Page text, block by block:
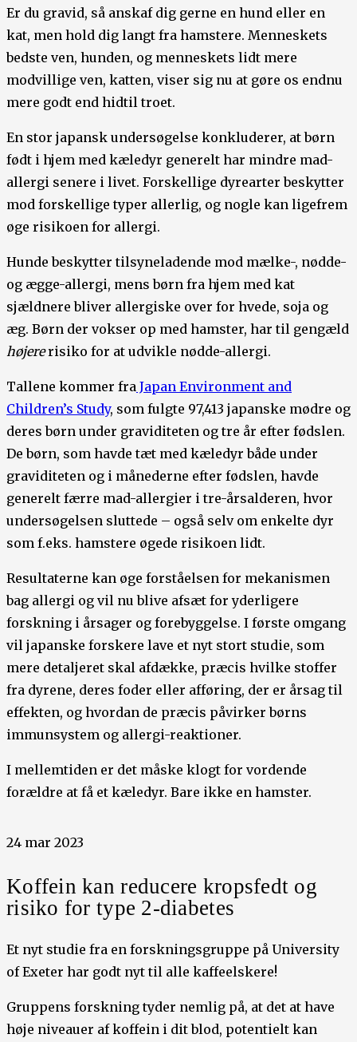
Er du gravid, så anskaf dig gerne en hund eller en
kat, men hold dig langt fra hamstere. Menneskets
bedste ven, hunden, og menneskets lidt mere
modvillige ven, katten, viser sig nu at gøre os endnu
mere godt end hidtil troet.
En stor japansk undersøgelse konkluderer, at børn
født i hjem med kæledyr generelt har mindre mad-
allergi senere i livet. Forskellige dyrearter beskytter
mod forskellige typer allerlig, og nogle kan ligefrem
øge risikoen for allergi.
Hunde beskytter tilsyneladende mod mælke-, nødde-
og ægge-allergi, mens børn fra hjem med kat
sjældnere bliver allergiske over for hvede, soja og
æg. Børn der vokser op med hamster, har til gengæld
højererisiko for at udvikle nødde-allergi.
Tallene kommer fra Japan Environment and
Children’s Study, som fulgte 97,413 japanske mødre og
deres børn under graviditeten og tre år efter fødslen.
De børn, som havde tæt med kæledyr både under
graviditeten og i månederne efter fødslen, havde
generelt færre mad-allergier i tre-årsalderen, hvor
undersøgelsen sluttede – også selv om enkelte dyr
som f.eks. hamstere øgede risikoen lidt.
Resultaterne kan øge forståelsen for mekanismen
bag allergi og vil nu blive afsæt for yderligere
forskning i årsager og forebyggelse. I første omgang
vil japanske forskere lave et nyt stort studie, som
mere detaljeret skal afdække, præcis hvilke stoffer
fra dyrene, deres foder eller afføring, der er årsag til
effekten, og hvordan de præcis påvirker børns
immunsystem og allergi-reaktioner.
I mellemtiden er det måske klogt for vordende
forældre at få et kæledyr. Bare ikke en hamster.
24 mar 2023
Koffein kan reducere kropsfedt og
risiko for type 2-diabetes
Et nyt studie fra en forskningsgruppe på University
of Exeter har godt nyt til alle kaffeelskere!
Gruppens forskning tyder nemlig på, at det at have
høje niveauer af koffein i dit blod, potentielt kan